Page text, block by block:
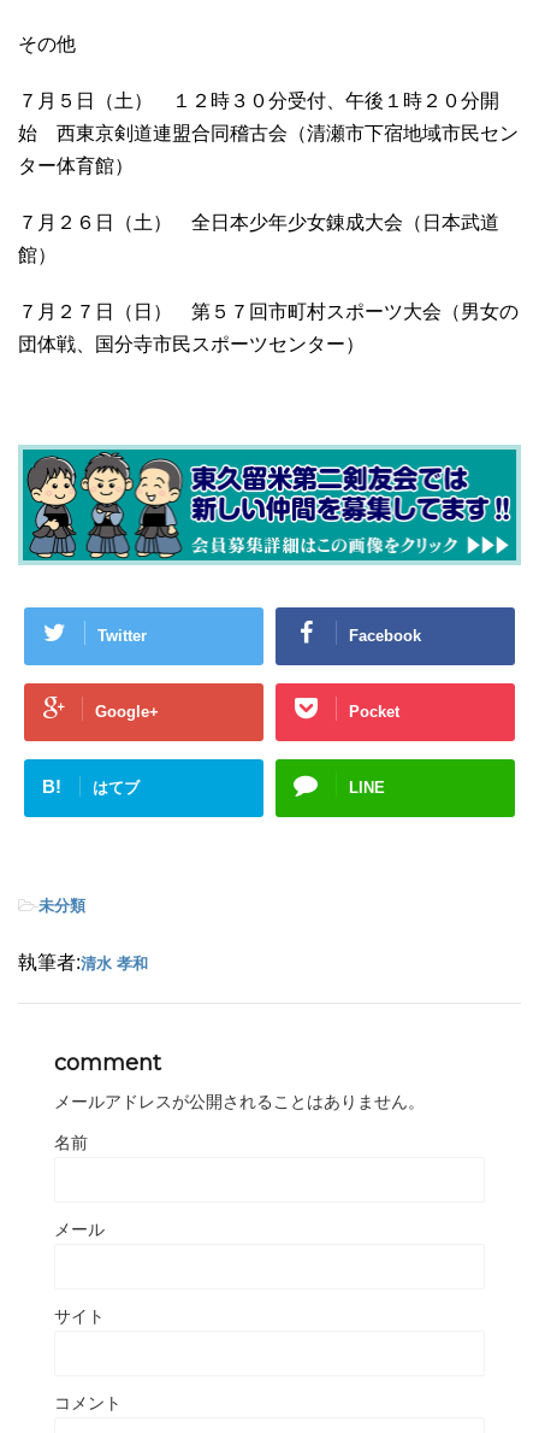
その他
７月５日（土） １２時３０分受付、午後１時２０分開
始 西東京剣道連盟合同稽古会（清瀬市下宿地域市民セン
ター体育館）
７月２６日（土） 全日本少年少女錬成大会（日本武道
館）
７月２７日（日） 第５７回市町村スポーツ大会（男女の
団体戦、国分寺市民スポーツセンター）
Twitter Facebook
Google+ Pocket
B! はてブ LINE
-未分類
執筆者:清水 孝和
comment
メールアドレスが公開されることはありません。
名前
メール
サイト
コメント